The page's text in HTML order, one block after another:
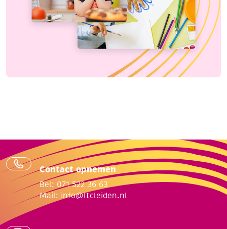
Contact opnemen
Bel: 071 522 36 63
Mail: info@ltcleiden.nl